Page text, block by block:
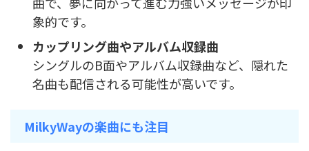
象的です。
カップリング曲やアルバム収録曲
シングルのB面やアルバム収録曲など、隠れた
名曲も配信される可能性が高いです。
MilkyWayの楽曲にも注目